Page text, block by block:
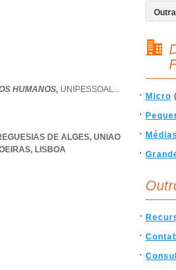
HUMANOS, UNIPESSOAL...
DE ALGES, UNIAO
, LISBOA
Micro
Médias